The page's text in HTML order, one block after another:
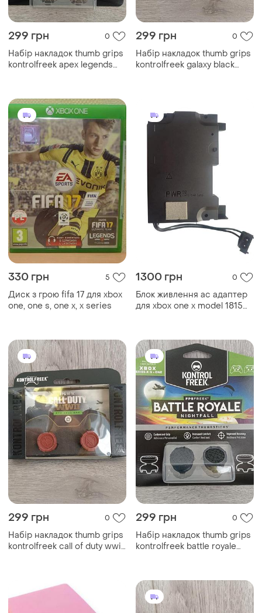
299 грн 0
Набір накладок thumb grips
kontrolfreek apex legends
299 грн 0
Набір накладок thumb grips
kontrolfreek galaxy black
330 грн 5
Диск з грою fifa 17 для xbox
one, one s, one x, x series
1300 грн 0
Блок живлення ac адаптер
для xbox one x model 1815
299 грн 0
Набір накладок thumb grips
kontrolfreek call of duty wwii
299 грн 0
Набір накладок thumb grips
kontrolfreek battle royale